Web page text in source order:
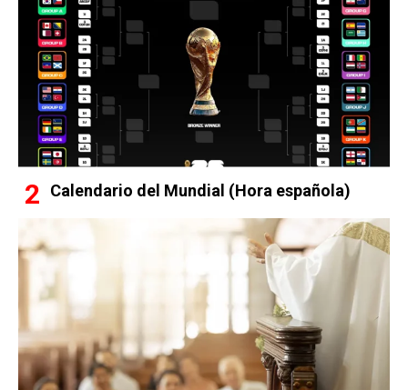
Calendario del Mundial (Hora española)